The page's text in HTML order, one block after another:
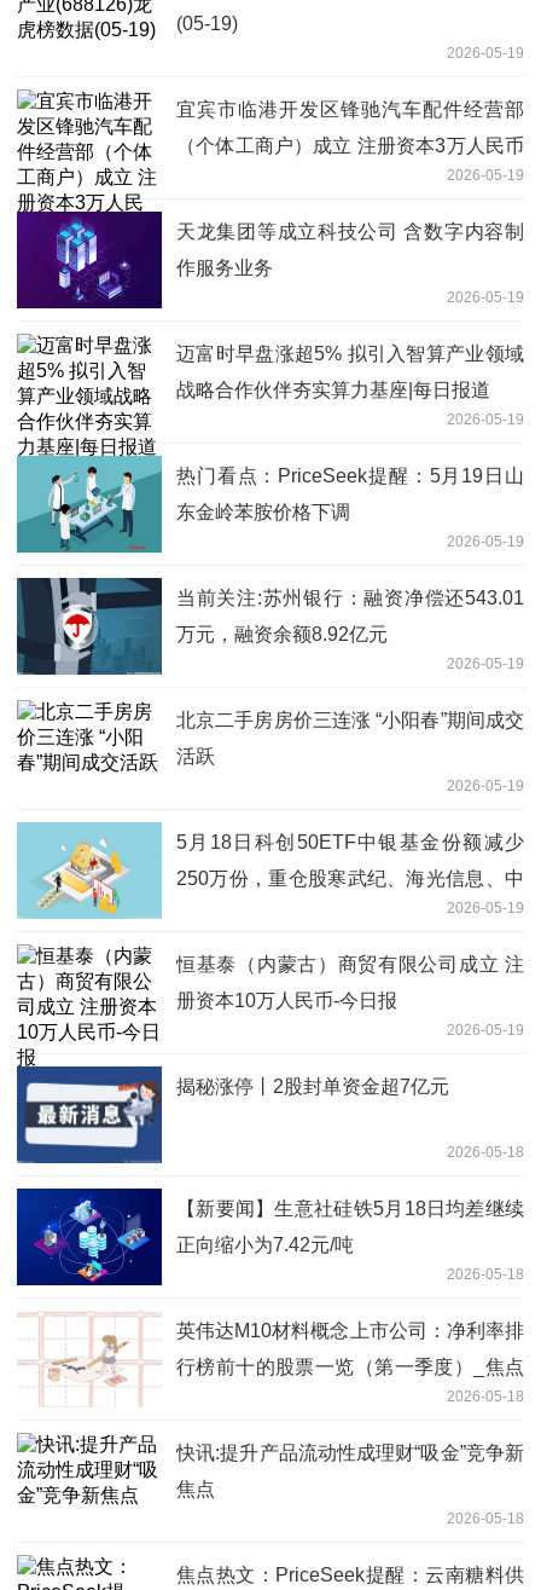
(05-19)
2026-05-19
宜宾市临港开发区锋驰汽车配件经营部
（个体工商户）成立 注册资本3万人民币
2026-05-19
天龙集团等成立科技公司 含数字内容制
作服务业务
2026-05-19
迈富时早盘涨超5% 拟引入智算产业领域
战略合作伙伴夯实算力基座|每日报道
2026-05-19
热门看点：PriceSeek提醒：5月19日山
东金岭苯胺价格下调
2026-05-19
当前关注:苏州银行：融资净偿还543.01
万元，融资余额8.92亿元
2026-05-19
北京二手房房价三连涨 “小阳春”期间成交
活跃
2026-05-19
5月18日科创50ETF中银基金份额减少
250万份，重仓股寒武纪、海光信息、中
2026-05-19
恒基泰（内蒙古）商贸有限公司成立 注
册资本10万人民币-今日报
2026-05-19
揭秘涨停丨2股封单资金超7亿元
2026-05-18
【新要闻】生意社硅铁5月18日均差继续
正向缩小为7.42元/吨
2026-05-18
英伟达M10材料概念上市公司：净利率排
行榜前十的股票一览（第一季度）_焦点
2026-05-18
快讯:提升产品流动性成理财“吸金”竞争新
焦点
2026-05-18
焦点热文：PriceSeek提醒：云南糖料供